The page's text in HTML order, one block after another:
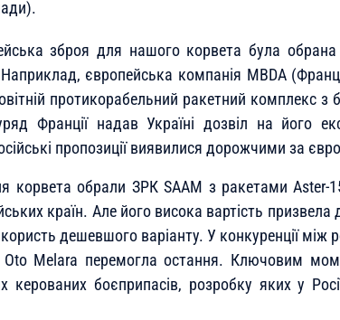
зброя для нашого корвета була
європейська компанія MBDA
протикорабельний ракетний комплекс
Франції надав Україні дозвіл на його
пропозиції виявилися дорожчими за
корвета обрали ЗРК SAAM з ракетами Aster-
країн. Але його висока вартість
дешевшого варіанту. У конкуренції
Oto Melara перемогла остання. Ключовим
керованих боєприпасів, розробку яких у